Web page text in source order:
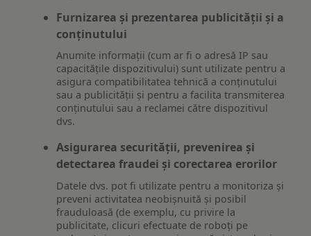
Furnizarea și prezentarea publicității și a
conținutului
Anumite informații (cum ar fi o adresă IP sau
capacitățile dispozitivului) sunt utilizate pentru a
asigura compatibilitatea tehnică a conținutului
sau a publicității și pentru a facilita transmiterea
conținutului sau a reclamei către dispozitivul
dvs.
Asigurarea securității, prevenirea și
detectarea fraudei și corectarea erorilor
Datele dvs. pot fi utilizate pentru a monitoriza și
preveni activitatea neobișnuită și posibil
frauduloasă (de exemplu, cu privire la
publicitate, clicuri efectuate de roboți pe